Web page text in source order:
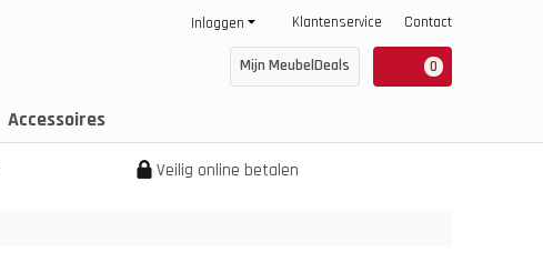
Klantenservice Contact
Inloggen
0
Mijn MeubelDeals
Accessoires
Veilig online betalen